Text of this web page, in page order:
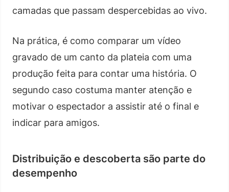
camadas que passam despercebidas ao vivo.
Na prática, é como comparar um vídeo
gravado de um canto da plateia com uma
produção feita para contar uma história. O
segundo caso costuma manter atenção e
motivar o espectador a assistir até o final e
indicar para amigos.
Distribuição e descoberta são parte do
desempenho